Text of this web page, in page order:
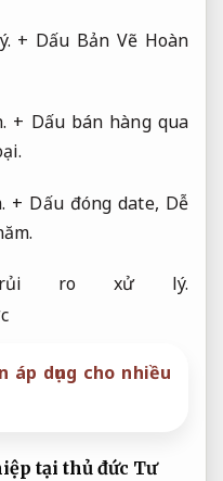
+ Dấu Bản Vẽ Hoàn
+ Dấu bán hàng qua
+ Dấu đóng date, Dễ
rủi ro xử lý.
dụng cho nhiều
tại thủ đức Tư